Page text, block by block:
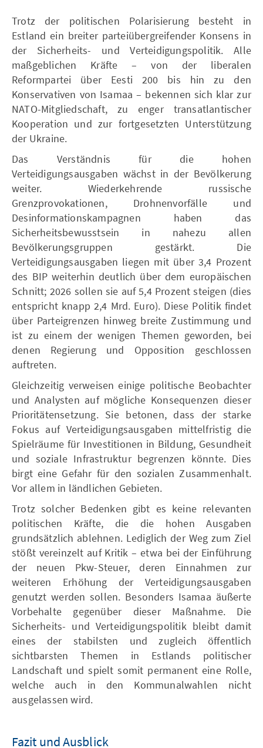
Trotz der politischen Polarisierung besteht in
Estland ein breiter parteiübergreifender Konsens in
der Sicherheits- und Verteidigungspolitik. Alle
maßgeblichen Kräfte – von der liberalen
Reformpartei über Eesti 200 bis hin zu den
Konservativen von Isamaa – bekennen sich klar zur
NATO-Mitgliedschaft, zu enger transatlantischer
Kooperation und zur fortgesetzten Unterstützung
der Ukraine.
Das Verständnis für die hohen
Verteidigungsausgaben wächst in der Bevölkerung
weiter. Wiederkehrende russische
Grenzprovokationen, Drohnenvorfälle und
Desinformationskampagnen haben das
Sicherheitsbewusstsein in nahezu allen
Bevölkerungsgruppen gestärkt. Die
Verteidigungsausgaben liegen mit über 3,4 Prozent
des BIP weiterhin deutlich über dem europäischen
Schnitt; 2026 sollen sie auf 5,4 Prozent steigen (dies
entspricht knapp 2,4 Mrd. Euro). Diese Politik findet
über Parteigrenzen hinweg breite Zustimmung und
ist zu einem der wenigen Themen geworden, bei
denen Regierung und Opposition geschlossen
auftreten.
Gleichzeitig verweisen einige politische Beobachter
und Analysten auf mögliche Konsequenzen dieser
Prioritätensetzung. Sie betonen, dass der starke
Fokus auf Verteidigungsausgaben mittelfristig die
Spielräume für Investitionen in Bildung, Gesundheit
und soziale Infrastruktur begrenzen könnte. Dies
birgt eine Gefahr für den sozialen Zusammenhalt.
Vor allem in ländlichen Gebieten.
Trotz solcher Bedenken gibt es keine relevanten
politischen Kräfte, die die hohen Ausgaben
grundsätzlich ablehnen. Lediglich der Weg zum Ziel
stößt vereinzelt auf Kritik – etwa bei der Einführung
der neuen Pkw-Steuer, deren Einnahmen zur
weiteren Erhöhung der Verteidigungsausgaben
genutzt werden sollen. Besonders Isamaa äußerte
Vorbehalte gegenüber dieser Maßnahme. Die
Sicherheits- und Verteidigungspolitik bleibt damit
eines der stabilsten und zugleich öffentlich
sichtbarsten Themen in Estlands politischer
Landschaft und spielt somit permanent eine Rolle,
welche auch in den Kommunalwahlen nicht
ausgelassen wird.
Fazit und Ausblick